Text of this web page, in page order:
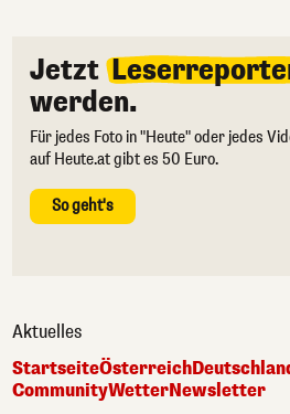
Jetzt
werden.
Für jedes Foto in "Heute" oder jedes
auf Heute.at gibt es 50 Euro.
So geht's
Aktuelles
StartseiteÖsterreich
CommunityWetterNewsletter